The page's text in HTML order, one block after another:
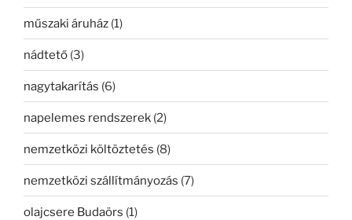
műszaki áruház (1)
nádtető (3)
nagytakarítás (6)
napelemes rendszerek (2)
nemzetközi költöztetés (8)
nemzetközi szállítmányozás (7)
olajcsere Budaörs (1)